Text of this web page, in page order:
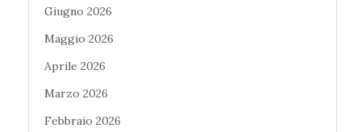
Giugno 2026
Maggio 2026
Aprile 2026
Marzo 2026
Febbraio 2026